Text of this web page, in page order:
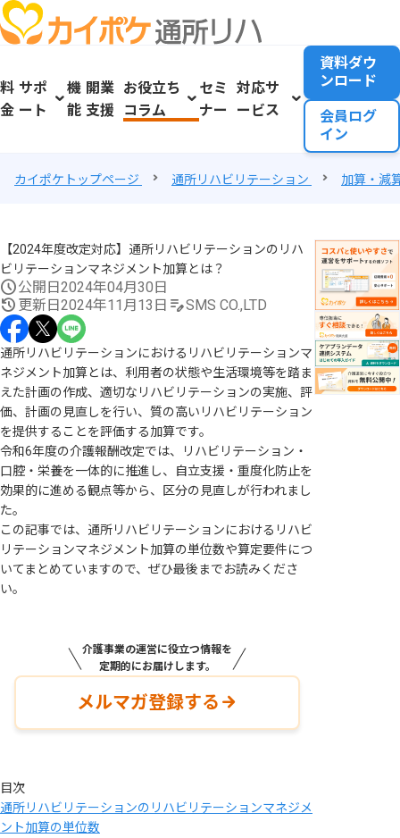
料
金
サポ
ート
機
能
開業
支援
お役立ち
コラム
セミ
ナー
対応サ
ービス
資料ダウ
ンロード
会員ログ
イン
カイポケトップページ 通所リハビリテーション 加算・減
【2024年度改定対応】通所リハビリテーションのリハ
ビリテーションマネジメント加算とは？
公開日2024年04月30日
更新日2024年11月13日 SMS CO.,LTD
通所リハビリテーションにおけるリハビリテーションマ
ネジメント加算とは、利用者の状態や生活環境等を踏ま
えた計画の作成、適切なリハビリテーションの実施、評
価、計画の見直しを行い、質の高いリハビリテーション
を提供することを評価する加算です。
令和6年度の介護報酬改定では、リハビリテーション・
口腔・栄養を一体的に推進し、自立支援・重度化防止を
効果的に進める観点等から、区分の見直しが行われまし
た。
この記事では、通所リハビリテーションにおけるリハビ
リテーションマネジメント加算の単位数や算定要件につ
いてまとめていますので、ぜひ最後までお読みくださ
い。
介護事業の運営に役立つ情報を
定期的にお届けします。
メルマガ登録する
目次
通所リハビリテーションのリハビリテーションマネジメ
ント加算の単位数